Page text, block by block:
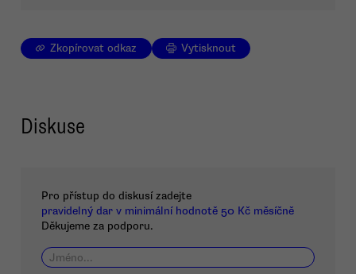
Zkopírovat odkaz Vytisknout
Diskuse
Pro přístup do diskusí zadejte
pravidelný dar v minimální hodnotě 50 Kč měsíčně
Děkujeme za podporu.